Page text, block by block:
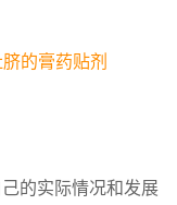
的膏药贴剂
的实际情况和发展